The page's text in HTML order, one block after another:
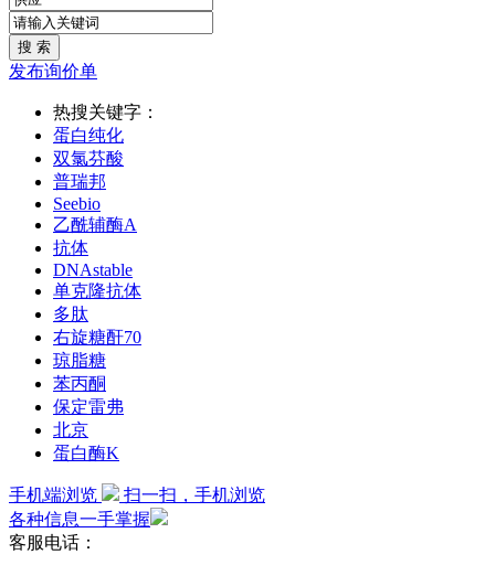
发布询价单
热搜关键字：
蛋白纯化
双氯芬酸
普瑞邦
Seebio
乙酰辅酶A
抗体
DNAstable
单克隆抗体
多肽
右旋糖酐70
琼脂糖
苯丙酮
保定雷弗
北京
蛋白酶K
手机端浏览
扫一扫，手机浏览
各种信息一手掌握
客服电话：